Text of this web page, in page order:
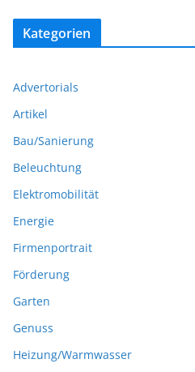
Kategorien
Advertorials
Artikel
Bau/Sanierung
Beleuchtung
Elektromobilität
Energie
Firmenportrait
Förderung
Garten
Genuss
Heizung/Warmwasser